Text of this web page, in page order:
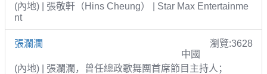
(內地) | 張敬軒（Hins Cheung） | Star Max Entertainme
nt
張瀾瀾
瀏覽:3628
中國
(內地) | 張瀾瀾，曾任總政歌舞團首席節目主持人；